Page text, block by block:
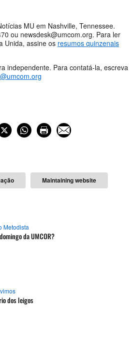
MU em Nashville, Tennessee.
ou newsdesk@umcom.org. Para ler
Unida, assine os resumos quinzenais
independente. Para contatá-la, escreva
Maintaining website
Metodista
da UMCOR?
dos leigos